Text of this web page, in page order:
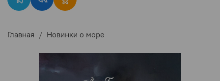
Главная Новинки о море